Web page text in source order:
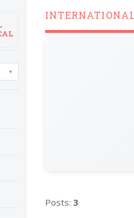
Posts: 3